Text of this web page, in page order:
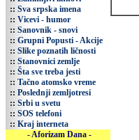
:: Sva srpska imena
:: Vicevi - humor
:: Sanovnik - snovi
:: Grupni Popusti - Akcije
:: Slike poznatih ličnosti
:: Stanovnici zemlje
:: Šta sve treba jesti
:: Tačno atomsko vreme
:: Poslednji zemljotresi
:: Srbi u svetu
:: SOS telefoni
:: Kraj interneta
- Aforizam Dana -